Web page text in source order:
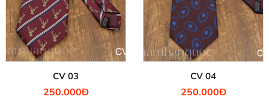
CV 03
250.000Đ
CV 04
250.000Đ